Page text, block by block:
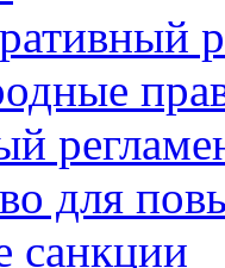
для